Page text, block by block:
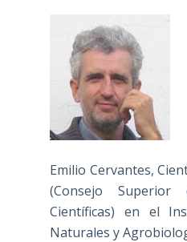
Emilio Cervantes,
(Consejo Superior
Científicas) en el
Naturales y